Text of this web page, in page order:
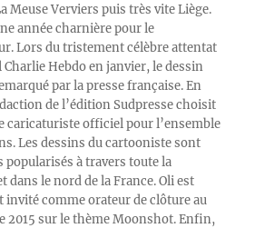
Meuse Verviers puis très vite Liège.
année charnière pour le
Lors du tristement célèbre attentat
Hebdo en janvier, le dessin
par la presse française. En
de l’édition Sudpresse choisit
caricaturiste officiel pour l’ensemble
Les dessins du cartooniste sont
popularisés à travers toute la
dans le nord de la France. Oli est
invité comme orateur de clôture au
2015 sur le thème Moonshot. Enfin,